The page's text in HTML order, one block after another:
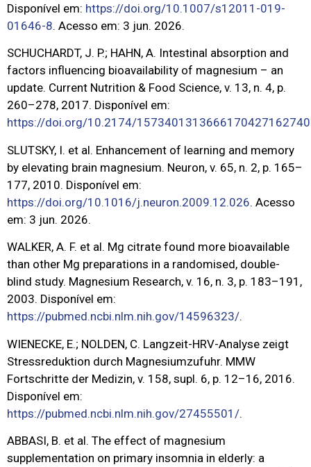
Disponível em: https://doi.org/10.1007/s12011-019-
01646-8. Acesso em: 3 jun. 2026.
SCHUCHARDT, J. P.; HAHN, A. Intestinal absorption and
factors influencing bioavailability of magnesium – an
update. Current Nutrition & Food Science, v. 13, n. 4, p.
260–278, 2017. Disponível em:
https://doi.org/10.2174/1573401313666170427162740
SLUTSKY, I. et al. Enhancement of learning and memory
by elevating brain magnesium. Neuron, v. 65, n. 2, p. 165–
177, 2010. Disponível em:
https://doi.org/10.1016/j.neuron.2009.12.026. Acesso
em: 3 jun. 2026.
WALKER, A. F. et al. Mg citrate found more bioavailable
than other Mg preparations in a randomised, double-
blind study. Magnesium Research, v. 16, n. 3, p. 183–191,
2003. Disponível em:
https://pubmed.ncbi.nlm.nih.gov/14596323/.
WIENECKE, E.; NOLDEN, C. Langzeit-HRV-Analyse zeigt
Stressreduktion durch Magnesiumzufuhr. MMW
Fortschritte der Medizin, v. 158, supl. 6, p. 12–16, 2016.
Disponível em:
https://pubmed.ncbi.nlm.nih.gov/27455501/.
ABBASI, B. et al. The effect of magnesium
supplementation on primary insomnia in elderly: a